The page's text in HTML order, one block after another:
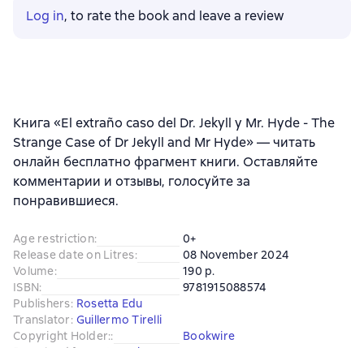
Log in, to rate the book and leave a review
Книга «El extraño caso del Dr. Jekyll y Mr. Hyde - The
Strange Case of Dr Jekyll and Mr Hyde» — читать
онлайн бесплатно фрагмент книги. Оставляйте
комментарии и отзывы, голосуйте за
понравившиеся.
Age restriction:
0+
Release date on Litres:
08 November 2024
Volume:
190 p.
ISBN:
9781915088574
Publishers: Rosetta Edu
Translator: Guillermo Tirelli
Copyright Holder::
Bookwire